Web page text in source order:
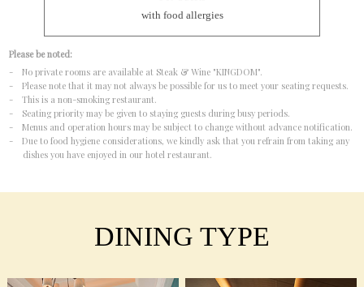
with food allergies
Please be noted:
- No private rooms are available at Steak & Wine "KINGDOM".
- Please note that it may not always be possible for us to meet your seating requests.
- This is a non-smoking restaurant.
- Seating priority may be given to staying guests during busy periods.
- Menus and operation hours may be subject to change without advance notification.
- Due to food hygiene considerations, we kindly ask that you refrain from taking any
dishes you have enjoyed in our hotel restaurant.
DINING TYPE